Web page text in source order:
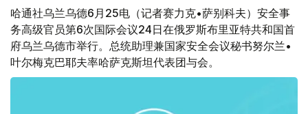
哈通社乌兰乌德6月25电（记者赛力克•萨别科夫）安全事
务高级官员第6次国际会议24日在俄罗斯布里亚特共和国首
府乌兰乌德市举行。总统助理兼国家安全会议秘书努尔兰•
叶尔梅克巴耶夫率哈萨克斯坦代表团与会。